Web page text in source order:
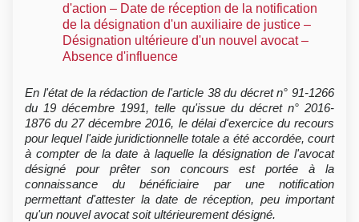
d'action – Date de réception de la notification
de la désignation d'un auxiliaire de justice –
Désignation ultérieure d'un nouvel avocat –
Absence d'influence
En l'état de la rédaction de l'article 38 du décret n° 91-1266
du 19 décembre 1991, telle qu'issue du décret n° 2016-
1876 du 27 décembre 2016, le délai d'exercice du recours
pour lequel l'aide juridictionnelle totale a été accordée, court
à compter de la date à laquelle la désignation de l'avocat
désigné pour prêter son concours est portée à la
connaissance du bénéficiaire par une notification
permettant d'attester la date de réception, peu important
qu'un nouvel avocat soit ultérieurement désigné.